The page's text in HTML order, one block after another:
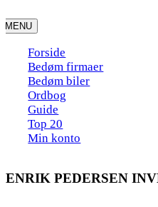
to
content
MENU
Forside
Bedøm firmaer
Bedøm biler
Ordbog
Guide
Top 20
Min konto
PEDERSEN